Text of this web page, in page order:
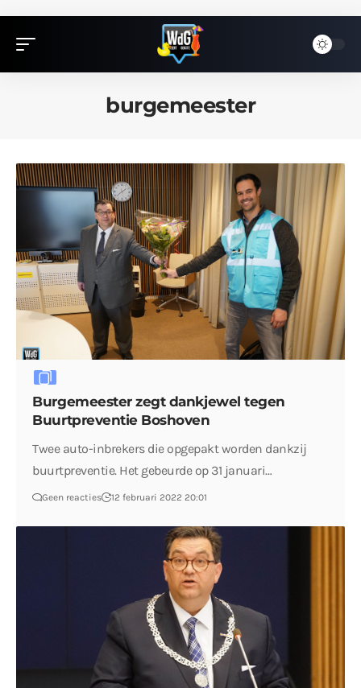
burgemeester
Burgemeester zegt dankjewel tegen
Buurtpreventie Boshoven
Twee auto-inbrekers die opgepakt worden dankzij
buurtpreventie. Het gebeurde op 31 januari…
Geen reacties 12 februari 2022 20:01